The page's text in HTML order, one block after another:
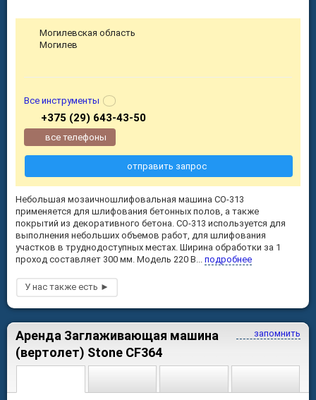
Небольшая мозаичношлифовальная машина СО-313
применяется для шлифования бетонных полов, а также
покрытий из декоративного бетона. СО-313 используется для
выполнения небольших объемов работ, для шлифования
участков в труднодоступных местах. Ширина обработки за 1
проход составляет 300 мм. Модель 220 В... подробнее
Могилевская область
Могилев
Все инструменты
+375 (29) 643-43-50
все телефоны
отправить запрос
запомнить
Аренда Заглаживающая машина
(вертолет) Stone CF364